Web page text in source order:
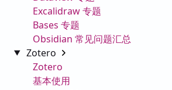
Excalidraw 专题
Bases 专题
Obsidian 常见问题汇总
Zotero
Zotero
基本使用